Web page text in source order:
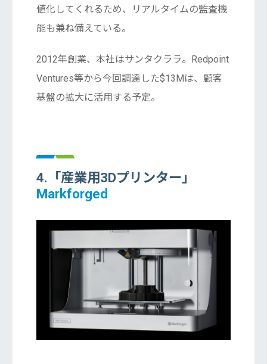
値化してくれるため、リアルタイムの監査機
能も兼ね備えている。
2012年創業、本社はサンタクララ。Redpoint
Ventures等から今回調達した$13Mは、顧客
基盤の拡大に活用する予定。
4.「産業用3Dプリンター」
Markforged